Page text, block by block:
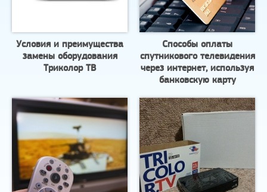
Условия и преимущества
замены оборудования
Триколор ТВ
Способы оплаты
спутникового телевидения
через интернет, используя
банковскую карту